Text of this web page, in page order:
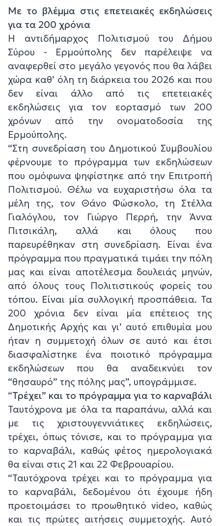
Με το βλέμμα στις επετειακές εκδηλώσεις
για τα 200 χρόνια
Η αντιδήμαρχος Πολιτισμού του Δήμου
Σύρου - Ερμούπολης δεν παρέλειψε να
αναφερθεί στο μεγάλο γεγονός που θα λάβει
χώρα καθ’ όλη τη διάρκεια του 2026 και που
δεν είναι άλλο από τις επετειακές
εκδηλώσεις για τον εορτασμό των 200
χρόνων από την ονοματοδοσία της
Ερμούπολης.
“Στη συνεδρίαση του Δημοτικού Συμβουλίου
φέρνουμε το πρόγραμμα των εκδηλώσεων
που ομόφωνα ψηφίστηκε από την Επιτροπή
Πολιτισμού. Θέλω να ευχαριστήσω όλα τα
μέλη της, τον Θάνο Φώσκολο, τη Στέλλα
Γιαλόγλου, τον Γιώργο Περρή, την Άννα
Πιτσικάλη, αλλά και όλους που
παρευρέθηκαν στη συνεδρίαση. Είναι ένα
πρόγραμμα που πραγματικά τιμάει την πόλη
μας και είναι αποτέλεσμα δουλειάς μηνών,
από όλους τους Πολιτιστικούς φορείς του
τόπου. Είναι μία συλλογική προσπάθεια. Τα
200 χρόνια δεν είναι μία επέτειος της
Δημοτικής Αρχής και γι’ αυτό επιθυμία μου
ήταν η συμμετοχή όλων σε αυτό και έτσι
διασφαλίστηκε ένα ποιοτικό πρόγραμμα
εκδηλώσεων που θα αναδεικνύει τον
“θησαυρό” της πόλης μας”, υπογράμμισε.
“Τρέχει” και το πρόγραμμα για το καρναβάλι
Ταυτόχρονα με όλα τα παραπάνω, αλλά και
με τις χριστουγεννιάτικες εκδηλώσεις,
τρέχει, όπως τόνισε, και το πρόγραμμα για
το καρναβάλι, καθώς φέτος ημερολογιακά
θα είναι στις 21 και 22 Φεβρουαρίου.
“Ταυτόχρονα τρέχει και το πρόγραμμα για
το καρναβάλι, δεδομένου ότι έχουμε ήδη
προετοιμάσει το προωθητικό video, καθώς
και τις πρώτες αιτήσεις συμμετοχής. Αυτό